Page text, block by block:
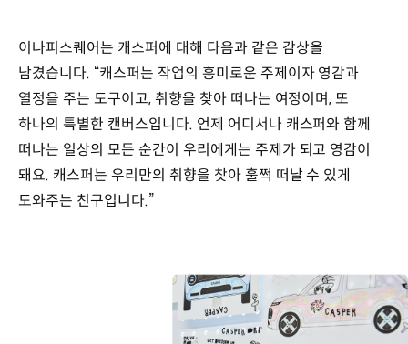
이나피스퀘어는 캐스퍼에 대해 다음과 같은 감상을
남겼습니다. “캐스퍼는 작업의 흥미로운 주제이자 영감과
열정을 주는 도구이고, 취향을 찾아 떠나는 여정이며, 또
하나의 특별한 캔버스입니다. 언제 어디서나 캐스퍼와 함께
떠나는 일상의 모든 순간이 우리에게는 주제가 되고 영감이
돼요. 캐스퍼는 우리만의 취향을 찾아 훌쩍 떠날 수 있게
도와주는 친구입니다.”